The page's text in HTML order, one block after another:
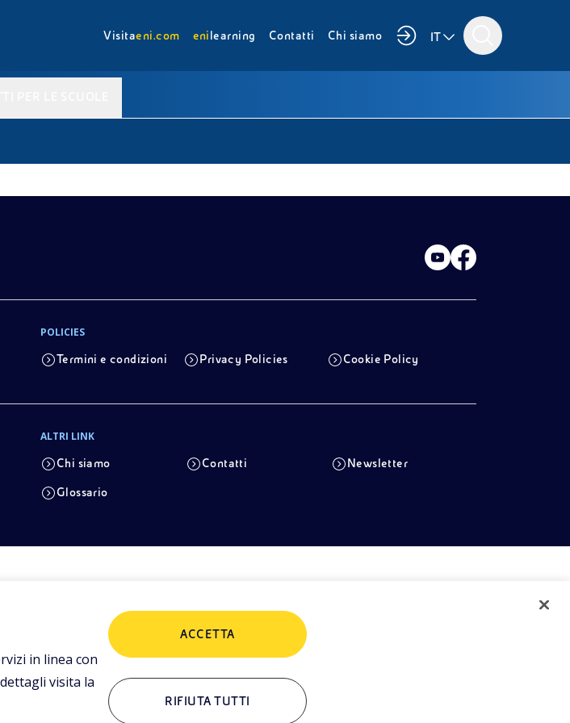
Visitaeni.com enilearning Contatti Chi siamo IT
POLICIES
Termini e condizioni Privacy Policies Cookie Policy
ALTRI LINK
Chi siamo Contatti Newsletter
Glossario
in linea con
visita la
RIFIUTA TUTTI
ACCETTA